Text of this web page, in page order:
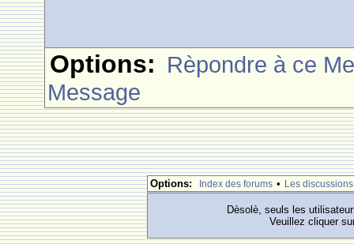
Options: Rèpondre à ce
Message
Options: Index des forums • Les discussions
Dèsolè, seuls les
Veuillez cliquer